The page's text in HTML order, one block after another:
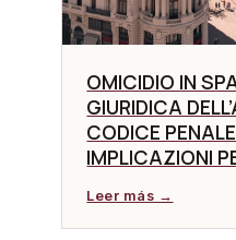
OMICIDIO IN
GIURIDICA
CODICE
IMPLICAZIONI
Leer más →